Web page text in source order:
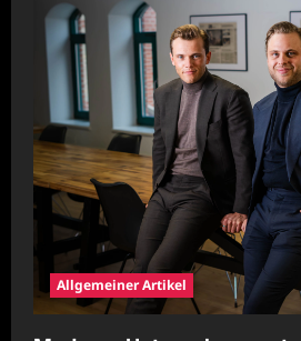
Allgemeiner Artikel